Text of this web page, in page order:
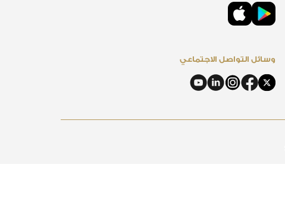
وسائل التواصل الاجتماعي